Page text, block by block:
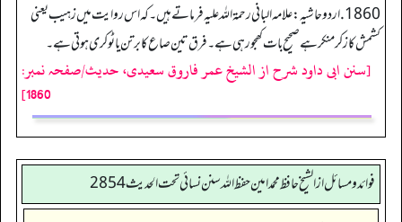
1860. اردو حاشیہ: علامہ البانی رحمۃ اللہ علیہ فرماتے ہیں۔کہ اس روایت میں زہیب یعنی
کشمش کا زکر منکر ہے صحیح بات کھجور ہی ہے۔ فرق تین صاع کا برتن یا ٹوکری ہوتی ہے۔
[سنن ابی داود شرح از الشیخ عمر فاروق سعیدی، حدیث/صفحہ نمبر:
1860]
فوائد ومسائل از الشيخ حافظ محمد امين حفظ الله سنن نسائي تحت الحديث2854